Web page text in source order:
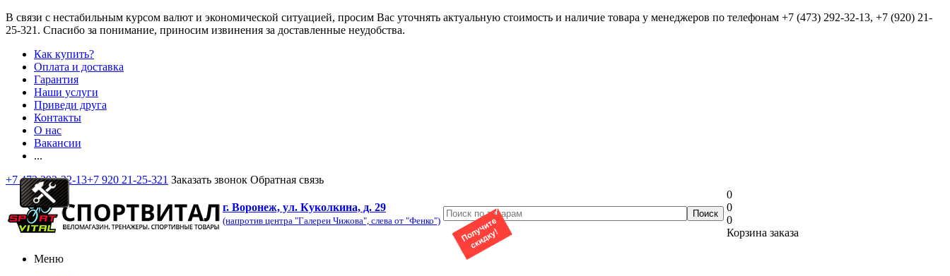
В связи с нестабильным курсом валют и экономической ситуацией, просим Вас уточнять актуальную стоимость и наличие товара у менеджеров по телефонам +7 (473) 292-32-13, +7 (920) 21-
25-321 . Спасибо за понимание, приносим извинения за доставленные неудобства.
Как купить?
Оплата и доставка
Гарантия
Наши услуги
Приведи друга
Контакты
О нас
Вакансии
...
+7 473 292-32-13+7 920 21-25-321 Заказать звонок Обратная связь
г. Воронеж, ул. Куколкина, д. 29
(напротив центра "Галереи Чижова", слева от "Фенко")
0
0
0
Корзина заказа
Меню